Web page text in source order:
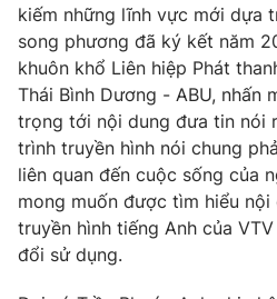
VTV Sức khoẻ Bất
Thị trường 24h
VTV4
VTV9
kiếm những lĩnh vực mới dựa
song phương đã ký kết năm
khuôn khổ Liên hiệp Phát
Thái Bình Dương - ABU, nhấn
trọng tới nội dung đưa tin nói
trình truyền hình nói chung
liên quan đến cuộc sống của
mong muốn được tìm hiểu
truyền hình tiếng Anh của
đổi sử dụng.